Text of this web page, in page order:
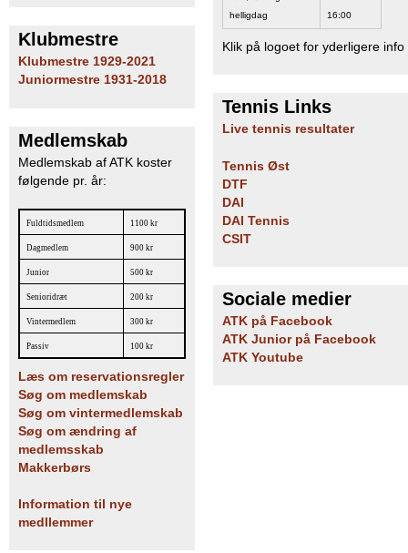
Klubmestre
Klubmestre 1929-2021
Juniormestre 1931-2018
Medlemskab
Medlemskab af ATK koster
følgende pr. år:
Fuldtidsmedlem 1100 kr
Dagmedlem 900 kr
Junior 500 kr
Senioridræt 200 kr
Vintermedlem 300 kr
Passiv 100 kr
Læs om reservationsregler
Søg om medlemskab
Søg om vintermedlemskab
Søg om ændring af
medlemsskab
Makkerbørs
Information til nye
medllemmer
helligdag
16:00
Klik på logoet for yderligere info
Tennis Links
Live tennis resultater
Tennis Øst
DTF
DAI
DAI Tennis
CSIT
Sociale medier
ATK på Facebook
ATK Junior på Facebook
ATK Youtube